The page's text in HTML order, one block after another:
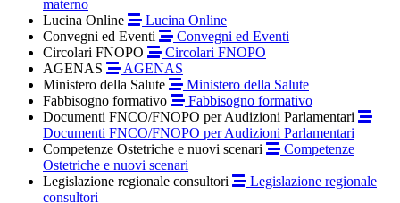
materno
Lucina Online
Lucina Online
Convegni ed Eventi
Convegni ed Eventi
Circolari FNOPO
Circolari FNOPO
AGENAS
AGENAS
Ministero della Salute
Ministero della Salute
Fabbisogno formativo
Fabbisogno formativo
Documenti FNCO/FNOPO per Audizioni Parlamentari
Documenti FNCO/FNOPO per Audizioni Parlamentari
Competenze Ostetriche e nuovi scenari
Competenze
Ostetriche e nuovi scenari
Legislazione regionale consultori
Legislazione regionale
consultori